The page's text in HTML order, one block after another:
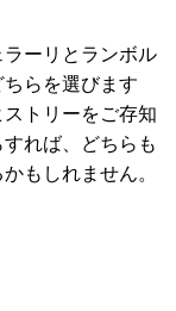
ーリとランボル
らを選びます
トリーをご存知
れば、どちらも
もしれません。